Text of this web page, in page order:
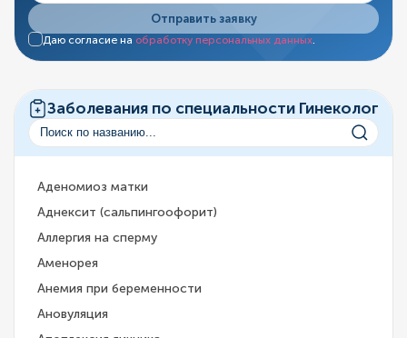
Отправить заявку
Даю согласие на обработку персональных данных
Заболевания по специальности Гинеколог
Аденомиоз матки
Аднексит (сальпингоофорит)
Аллергия на сперму
Аменорея
Анемия при беременности
Ановуляция